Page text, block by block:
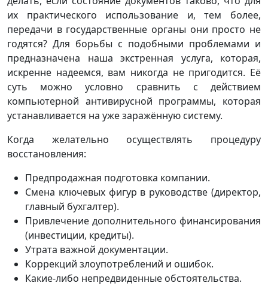
их практического использование и, тем более,
передачи в государственные органы они просто не
годятся? Для борьбы с подобными проблемами и
предназначена наша экстренная услуга, которая,
искренне надеемся, вам никогда не пригодится. Её
суть можно условно сравнить с действием
компьютерной антивирусной программы, которая
устанавливается на уже заражённую систему.
Когда желательно осуществлять процедуру
восстановления:
Предпродажная подготовка компании.
Смена ключевых фигур в руководстве (директор,
главный бухгалтер).
Привлечение дополнительного финансирования
(инвестиции, кредиты).
Утрата важной документации.
Коррекций злоупотреблений и ошибок.
Какие-либо непредвиденные обстоятельства.